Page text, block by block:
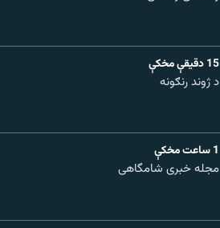
15 دقيقې مخکې
د ژوند رنګونه
1 ساعت مخکې
مجله خبری شامگاهی